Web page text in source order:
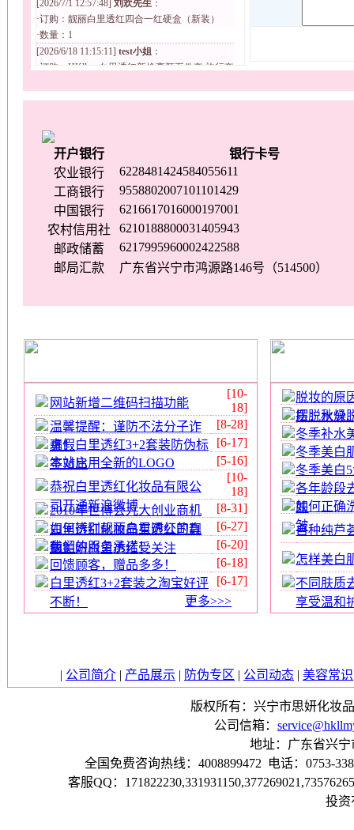
开户银行
银行卡号
农业银行
6228481424584055611
工商银行
9558802007101101429
中国银行
6216617016000197001
农村信用社
6210188800031405943
邮政储蓄
6217995960002422588
邮局汇款
广东省兴宁市鸿源路146号（514500）
网站新增二维码扫描功能
[10-
18]
温馨提醒：谨防不法分子诈
骗！
[8-28]
真假白里透红3+2套装防伪标
签对比
[6-17]
本站启用全新的LOGO
[5-16]
恭祝白里透红化妆品有限公
司开通新浪微博
[10-
18]
2010年世博会九大创业商机
白里透红化妆品有限公司靓
丽美妍白里透红受关注
[8-31]
如何辨别靓丽白里透红的真
伪？
[6-27]
我们的服务承诺！
[6-20]
回馈顾客，赠品多多！
[6-18]
白里透红3+2套装之淘宝好评
不断！
[6-17]
更多>>>
脱妆的原
质：水分
摆脱秋燥
冬季补水
冬季美白
冬季美白
各年龄段
肤
如何正确
皱
自种纯芦
怎样美白
不同肤质
享受温和
| 公司简介 | 产品展示 | 防伪专区 | 公司动态 | 美容常识
版权所有：兴宁市思妍化妆
公司信箱：
地址：广东省兴
全国免费咨询热线：4008899472 电话：0753-
客服QQ：
投资